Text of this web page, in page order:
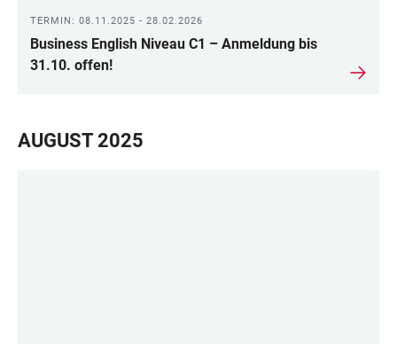
TERMIN: 08.11.2025 - 28.02.2026
Business English Niveau C1 – Anmeldung bis
31.10. offen!
AUGUST 2025